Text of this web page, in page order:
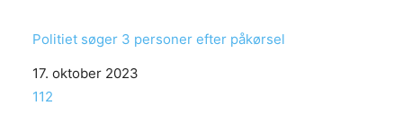
Politiet søger 3 personer efter påkørsel
Date
17. oktober 2023
In relation to
112